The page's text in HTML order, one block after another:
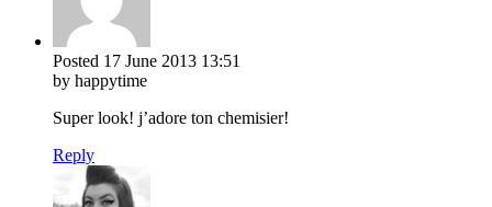
Posted 17 June 2013 13:51
by happytime
Super look! j’adore ton chemisier!
Reply